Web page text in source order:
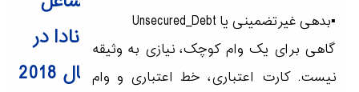
کانادا در
سال 2018
▪️بدهی غیرتضمینی یا Unsecured_Debt
گاهی برای یک وام کوچک، نیازی به وثیقه
نیست. کارت اعتباری، خط اعتباری و وام